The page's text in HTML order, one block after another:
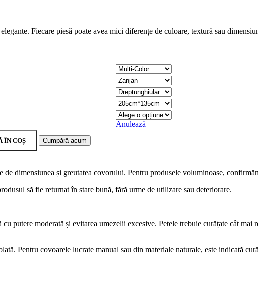
Fiecare piesă poate avea mici diferențe de culoare, textură sau
Anulează
ÎN COȘ Cumpără acum
dimensiunea și greutatea covorului. Pentru produsele voluminoase,
să fie returnat în stare bună, fără urme de utilizare sau deteriorare.
putere moderată și evitarea umezelii excesive. Petele trebuie curățate cât
Pentru covoarele lucrate manual sau din materiale naturale, este indicată